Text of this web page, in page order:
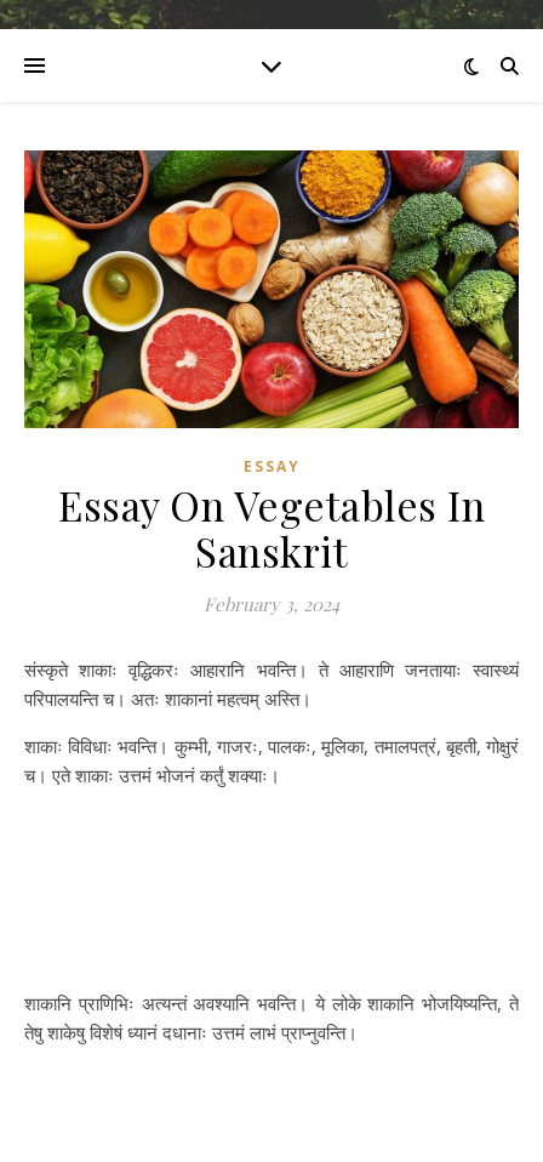
ESSAY
Essay On Vegetables In
Sanskrit
February 3, 2024
संस्कृते शाकाः वृद्धिकरः आहारानि भवन्ति। ते आहाराणि जनतायाः स्वास्थ्यं
परिपालयन्ति च। अतः शाकानां महत्वम् अस्ति।
शाकाः विविधाः भवन्ति। कुम्भी, गाजरः, पालकः, मूलिका, तमालपत्रं, बृहती, गोक्षुरं
च। एते शाकाः उत्तमं भोजनं कर्तुं शक्याः।
शाकानि प्राणिभिः अत्यन्तं अवश्यानि भवन्ति। ये लोके शाकानि भोजयिष्यन्ति, ते
तेषु शाकेषु विशेषं ध्यानं दधानाः उत्तमं लाभं प्राप्नुवन्ति।